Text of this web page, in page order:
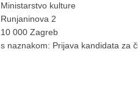
Ministarstvo kulture
Runjaninova 2
10 000 Zagreb
s naznakom: Prijava kandidata za